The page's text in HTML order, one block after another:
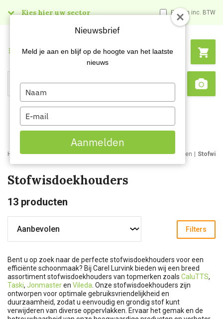
Kies hier uw sector Prijzen inc. BTW
Search
Menu
Home Webshop Schoonmaakartikelen Schoonmaakmaterialen
Stofwisdoekhouders
13 producten
Filters
Bent u op zoek naar de perfecte stofwisdoekhouders voor een
efficiënte schoonmaak? Bij Carel Lurvink bieden wij een breed
assortiment stofwisdoekhouders van topmerken zoals CaluTTS,
Taski, Jonmasteren Vileda . Onze stofwisdoekhouders zijn
ontworpen voor optimale gebruiksvriendelijkheid en
duurzaamheid, zodat u eenvoudig en grondig stof kunt
verwijderen van diverse oppervlakken. Ervaar het gemak en de
Nieuwsbrief
Meld je aan en blijf op de hoogte van het laatste
nieuws
Type
your
name
Type
your
email
Aanmelden